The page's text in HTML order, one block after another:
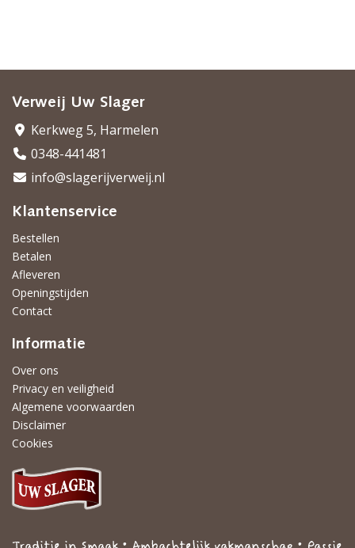
Verweij Uw Slager
Kerkweg 5, Harmelen
0348-441481
info@slagerijverweij.nl
Klantenservice
Bestellen
Betalen
Afleveren
Openingstijden
Contact
Informatie
Over ons
Privacy en veiligheid
Algemene voorwaarden
Disclaimer
Cookies